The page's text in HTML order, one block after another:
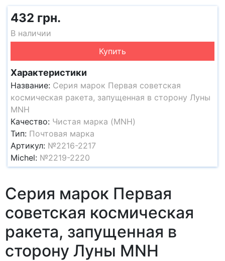
432 грн.
В наличии
Купить
Характеристики
Название: Серия марок Первая советская
космическая ракета, запущенная в сторону Луны
MNH
Качество: Чистая марка (MNH)
Тип: Почтовая марка
Артикул: №2216-2217
Michel: №2219-2220
Серия марок Первая
советская космическая
ракета, запущенная в
сторону Луны MNH